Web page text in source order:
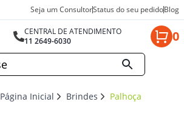
Seja um ConsultorStatus do seu pedidoBlog
CENTRAL DE ATENDIMENTO
11 2649-6030
0
Página Inicial Brindes Palhoça